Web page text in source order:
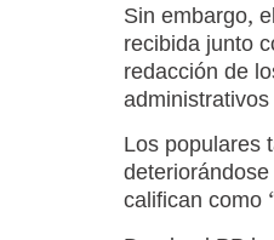
Sin embargo,
recibida junto
redacción de
Los populares
califican como